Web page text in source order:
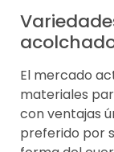
El mercado
materiales
con ventajas
preferido por